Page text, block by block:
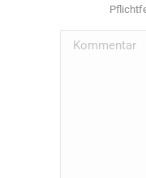
Kommentar